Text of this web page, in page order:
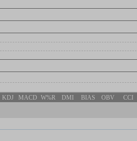
KDJ MACD W%R DMI BIAS OBV CCI